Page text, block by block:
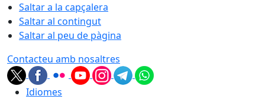
Saltar a la capçalera
Saltar al contingut
Saltar al peu de pàgina
Contacteu amb nosaltres
Idiomes